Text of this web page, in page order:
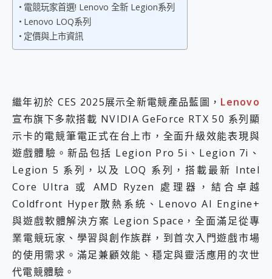
百倍變焦實測~ vivo X200 Pro 與 S25 Ultra 誰能滿足全場景拍攝需求？
realme 14 Pro 超硬軍規、冰感變色實測，realme 14 5G 遊戲戰鬥值爆表，效能x娛樂全都要！
iPhone、Apple Watch、AirPods耳機 三個設備充電一起搞定 ONPRO MagReact™ M3 3 in 1可攜摺疊無線充電器 開箱 評測
動靜皆宜「HUAWEI FreeArc」開放式耳掛耳機，無感配戴! 超穩超服貼，音質、通話也很優質
好玩好拍 vivo V50 ~ 口袋裡的 Zeiss 潮流攝影棚!
給 MSI Claw 系列電競掌機 最完美的家 MSI Nest Docking Station 掌機專屬擴充底座 開箱 評測
B&O 精品級音響! Home+ 中嘉寬頻 SoundBox 劇院串流盒 開箱 評測
2億 APO蔡司長焦神機降臨~ vivo X200 Pro、vivo X200 就是這麼好拍
3 個超值 MHN 飛人工具分享~~ iToolab AnyGo 魔物獵人 Now飛人 ios教學 不出門也可以到處走
Locawhere AnyTo 寶可夢飛人 AnyTo 不出門也可以飛遍全世界
小體積 40000mAh 超大容量 一次充5個設備 充好充滿 CUKTECH 酷態科 300W 微型充電站 開箱 評測
電競玩家首選! Lenovo 全新 Legion系列
Lenovo LOQ系列
定價與上市資訊
繼年初於 CES 2025展示全新電競產品藍圖， Lenovo
宣布旗下多款搭載 NVIDIA GeForce RTX 50 系列顯
示卡的電競筆電正式在台上市，全面升級效能表現與
遊戲體驗。新品包括 Legion Pro 5i、Legion 7i、
Legion 5 系列，以及 LOQ 系列，搭載最新 Intel
Core Ultra 或 AMD Ryzen 處理器，結合卓越
Coldfront Hyper散熱系統、Lenovo AI Engine+
與遊戲軟體解決方案 Legion Space，全面滿足從專
業電競玩家、學習與創作族群，到首次入門遊戲市場
的使用需求。滿足兼顧效能、穩定與靈活應用的次世
代電競體驗。